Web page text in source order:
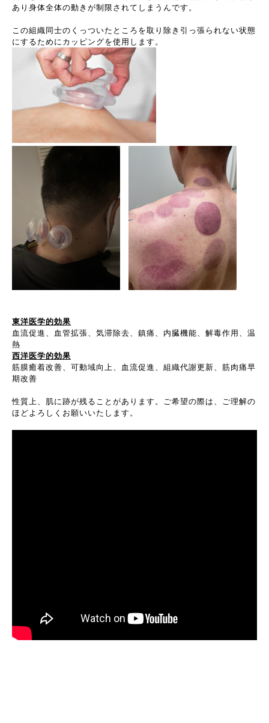
あり身体全体の動きが制限されてしまうんです。
この組織同士のくっついたところを取り除き引っ張られない状態
にするためにカッピングを使用します。
東洋医学的効果
血流促進、血管拡張、気滞除去、鎮痛、内臓機能、解毒作用、温
熱
西洋医学的効果
筋膜癒着改善、可動域向上、血流促進、組織代謝更新、筋肉痛早
期改善
性質上、肌に跡が残ることがあります。ご希望の際は、ご理解の
ほどよろしくお願いいたします。